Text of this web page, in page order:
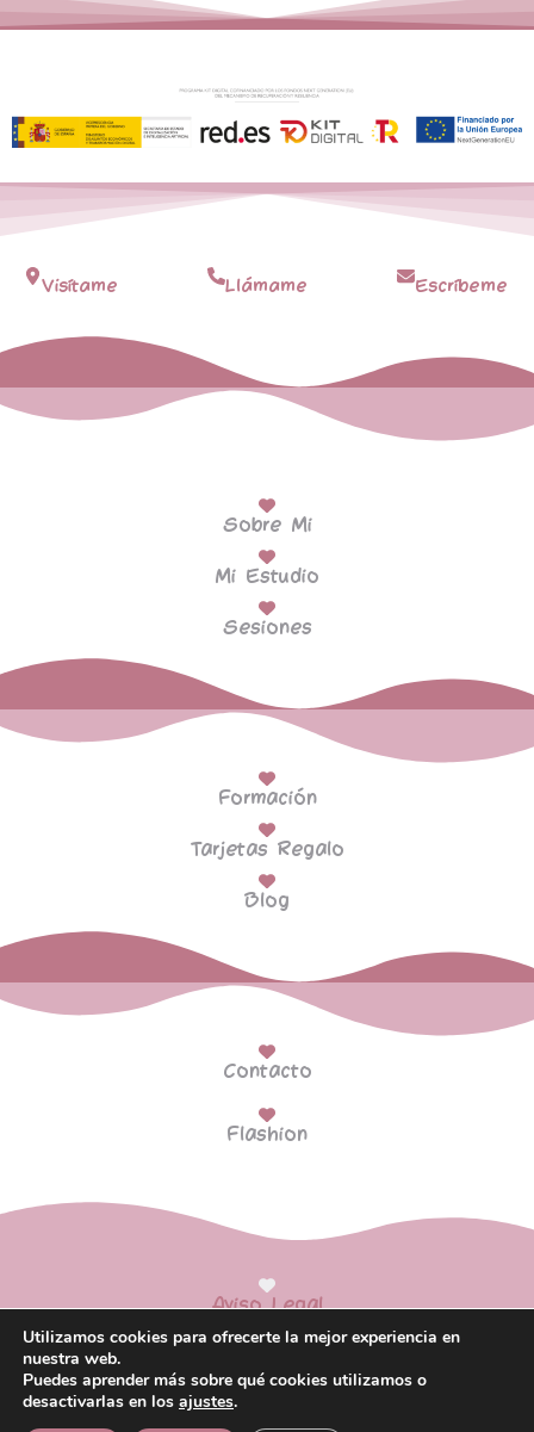
Visítame Llámame Escríbeme
Sobre Mi
Mi Estudio
Sesiones
Formación
Tarjetas Regalo
Blog
Contacto
Flashion
Aviso Legal
Política de Privacidad
Política de Cookies
Utilizamos cookies para ofrecerte la mejor experiencia en
nuestra web.
Puedes aprender más sobre qué cookies utilizamos o
desactivarlas en los ajustes.